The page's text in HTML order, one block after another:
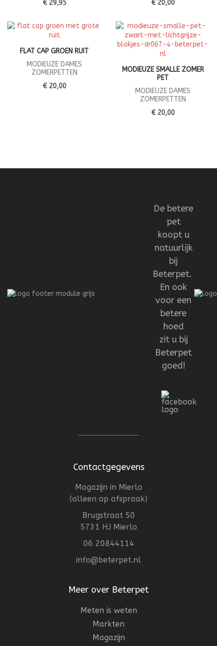
€ 29,95
€ 20,00
FLAT CAP GROEN RUIT
MODIEUZE DAMES
ZOMERPETTEN
€ 20,00
MODIEUZE SMALLE ZOMER
PET
MODIEUZE DAMES
ZOMERPETTEN
€ 20,00
De betere
pet
koopt u
natuurlijk
bij
Beterpet.
En ook
voor een
betere
hoed
zit u bij
Beterpet
goed!
Contactgegevens
Magazijn in Mierlo
(alleen op afspraak)
Brugstraat 50
5731 HJ Mierlo
06 20844114
info@beterpet.nl
Meer over Beterpet
Meten is weten
Markten
Magazijn